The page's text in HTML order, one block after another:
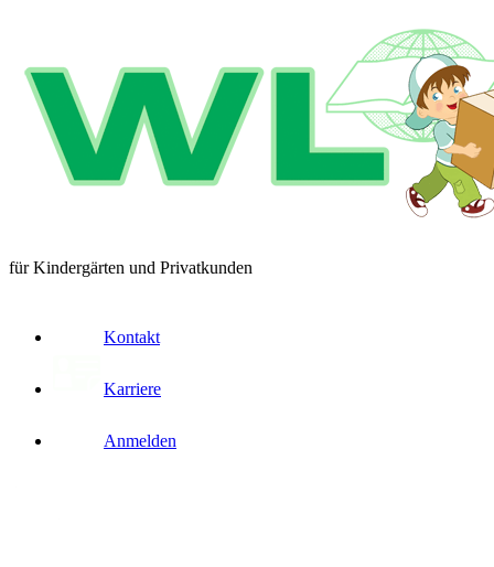
für Kindergärten und Privatkunden
Kontakt
Karriere
Anmelden